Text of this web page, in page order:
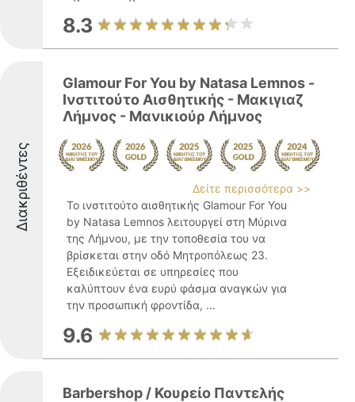
8.3
Διακριθέντες
Glamour For You by Natasa Lemnos -
Ινστιτούτο Αισθητικής - Μακιγιαζ
Λήμνος - Μανικιούρ Λήμνος
Δείτε περισσότερα >>
Το ινστιτούτο αισθητικής Glamour For You
by Natasa Lemnos λειτουργεί στη Μύρινα
της Λήμνου, με την τοποθεσία του να
βρίσκεται στην οδό Μητροπόλεως 23.
Εξειδικεύεται σε υπηρεσίες που
καλύπτουν ένα ευρύ φάσμα αναγκών για
την προσωπική φροντίδα, ...
9.6
Barbershop / Κουρείο Παντελής